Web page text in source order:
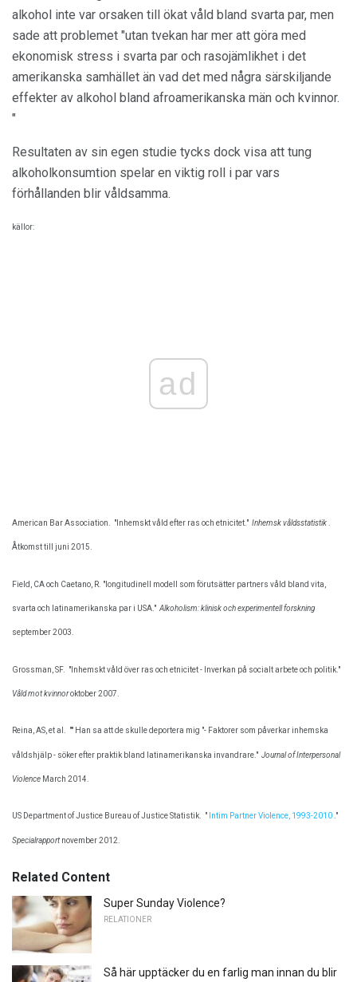
alkohol inte var orsaken till ökat våld bland svarta par, men
sade att problemet "utan tvekan har mer att göra med
ekonomisk stress i svarta par och rasojämlikhet i det
amerikanska samhället än vad det med några särskiljande
effekter av alkohol bland afroamerikanska män och kvinnor.
"
Resultaten av sin egen studie tycks dock visa att tung
alkoholkonsumtion spelar en viktig roll i par vars
förhållanden blir våldsamma.
källor:
ad
American Bar Association. "Inhemskt våld efter ras och etnicitet." Inhemsk våldsstatistik
Åtkomst till juni 2015.
Field, CA och Caetano, R. "longitudinell modell som förutsätter partners våld bland vita,
svarta och latinamerikanska par i USA." Alkoholism: klinisk och experimentell forskning
september 2003.
Grossman, SF. "Inhemskt våld över ras och etnicitet - Inverkan på socialt arbete och politik."
Våld mot kvinnoroktober 2007.
Reina, AS, et al. "" Han sa att de skulle deportera mig "- Faktorer som påverkar inhemska
våldshjälp - söker efter praktik bland latinamerikanska invandrare." Journal of Interpersonal
Violence March 2014.
US Department of Justice Bureau of Justice Statistik. " Intim Partner Violence, 1993-2010."
Specialrapportnovember 2012.
Related Content
Super Sunday Violence?
RELATIONER
Så här upptäcker du en farlig man innan du blir